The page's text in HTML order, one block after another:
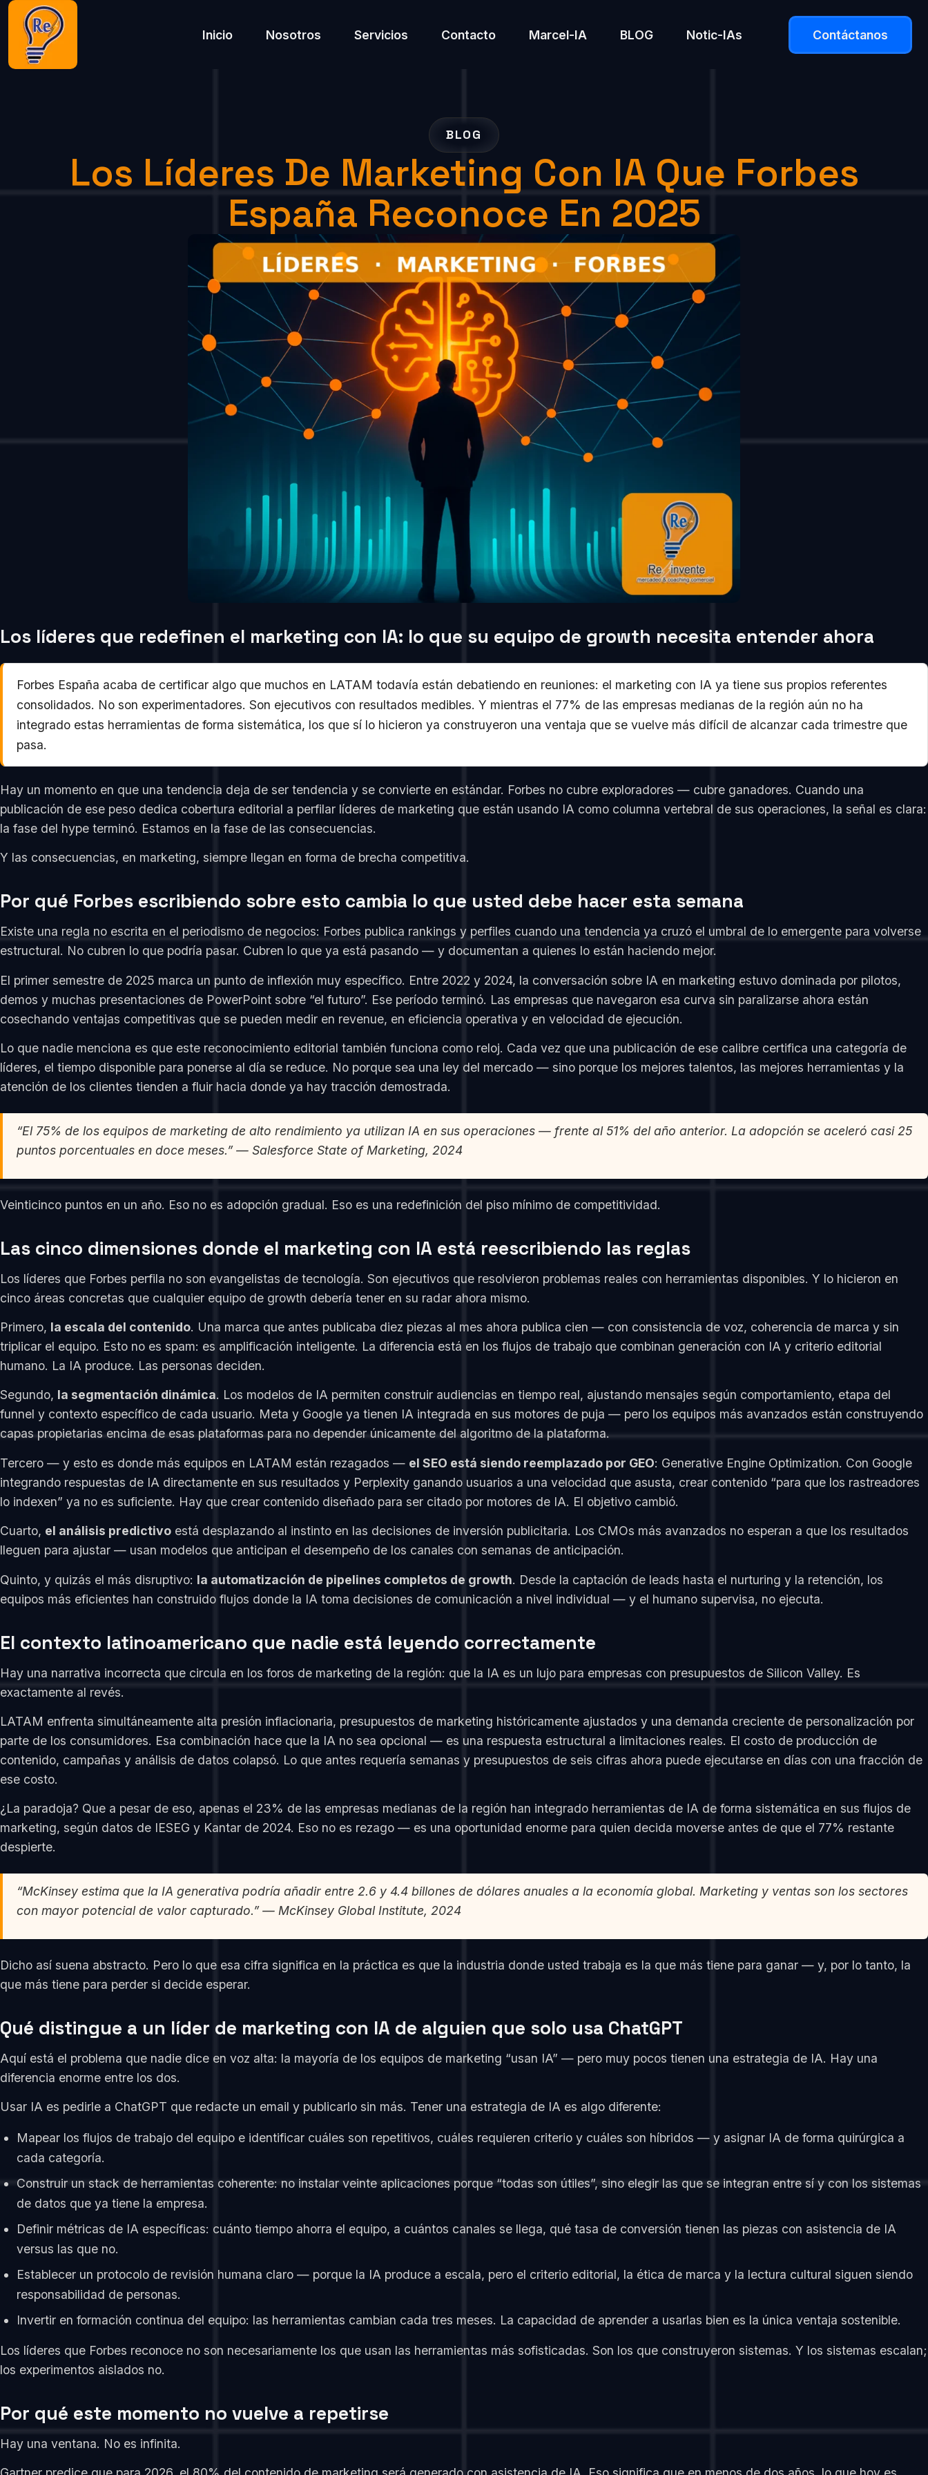
Inicio Nosotros Servicios Contacto Marcel-IA BLOG Notic-IAs Contáctanos
BLOG
Los Líderes De Marketing Con IA Que Forbes
España Reconoce En 2025
Los líderes que redefinen el marketing con IA: lo que su equipo de growth necesita entender ahora
Forbes España acaba de certificar algo que muchos en LATAM todavía están debatiendo en reuniones: el marketing con IA ya tiene sus propios referentes
consolidados. No son experimentadores. Son ejecutivos con resultados medibles. Y mientras el 77% de las empresas medianas de la región aún no ha
integrado estas herramientas de forma sistemática, los que sí lo hicieron ya construyeron una ventaja que se vuelve más difícil de alcanzar cada trimestre que
pasa.
Hay un momento en que una tendencia deja de ser tendencia y se convierte en estándar. Forbes no cubre exploradores — cubre ganadores. Cuando una
publicación de ese peso dedica cobertura editorial a perfilar líderes de marketing que están usando IA como columna vertebral de sus operaciones, la señal es clara:
la fase del hype terminó. Estamos en la fase de las consecuencias.
Y las consecuencias, en marketing, siempre llegan en forma de brecha competitiva.
Por qué Forbes escribiendo sobre esto cambia lo que usted debe hacer esta semana
Existe una regla no escrita en el periodismo de negocios: Forbes publica rankings y perfiles cuando una tendencia ya cruzó el umbral de lo emergente para volverse
estructural. No cubren lo que podría pasar. Cubren lo que ya está pasando — y documentan a quienes lo están haciendo mejor.
El primer semestre de 2025 marca un punto de inflexión muy específico. Entre 2022 y 2024, la conversación sobre IA en marketing estuvo dominada por pilotos,
demos y muchas presentaciones de PowerPoint sobre “el futuro”. Ese período terminó. Las empresas que navegaron esa curva sin paralizarse ahora están
cosechando ventajas competitivas que se pueden medir en revenue, en eficiencia operativa y en velocidad de ejecución.
Lo que nadie menciona es que este reconocimiento editorial también funciona como reloj. Cada vez que una publicación de ese calibre certifica una categoría de
líderes, el tiempo disponible para ponerse al día se reduce. No porque sea una ley del mercado — sino porque los mejores talentos, las mejores herramientas y la
atención de los clientes tienden a fluir hacia donde ya hay tracción demostrada.
“El 75% de los equipos de marketing de alto rendimiento ya utilizan IA en sus operaciones — frente al 51% del año anterior. La adopción se aceleró casi 25
puntos porcentuales en doce meses.” — Salesforce State of Marketing, 2024
Veinticinco puntos en un año. Eso no es adopción gradual. Eso es una redefinición del piso mínimo de competitividad.
Las cinco dimensiones donde el marketing con IA está reescribiendo las reglas
Los líderes que Forbes perfila no son evangelistas de tecnología. Son ejecutivos que resolvieron problemas reales con herramientas disponibles. Y lo hicieron en
cinco áreas concretas que cualquier equipo de growth debería tener en su radar ahora mismo.
Primero, la escala del contenido. Una marca que antes publicaba diez piezas al mes ahora publica cien — con consistencia de voz, coherencia de marca y sin
triplicar el equipo. Esto no es spam: es amplificación inteligente. La diferencia está en los flujos de trabajo que combinan generación con IA y criterio editorial
humano. La IA produce. Las personas deciden.
Segundo, la segmentación dinámica. Los modelos de IA permiten construir audiencias en tiempo real, ajustando mensajes según comportamiento, etapa del
funnel y contexto específico de cada usuario. Meta y Google ya tienen IA integrada en sus motores de puja — pero los equipos más avanzados están construyendo
capas propietarias encima de esas plataformas para no depender únicamente del algoritmo de la plataforma.
Tercero — y esto es donde más equipos en LATAM están rezagados — el SEO está siendo reemplazado por GEO: Generative Engine Optimization. Con Google
integrando respuestas de IA directamente en sus resultados y Perplexity ganando usuarios a una velocidad que asusta, crear contenido “para que los rastreadores
lo indexen” ya no es suficiente. Hay que crear contenido diseñado para ser citado por motores de IA. El objetivo cambió.
Cuarto, el análisis predictivo está desplazando al instinto en las decisiones de inversión publicitaria. Los CMOs más avanzados no esperan a que los resultados
lleguen para ajustar — usan modelos que anticipan el desempeño de los canales con semanas de anticipación.
Quinto, y quizás el más disruptivo: la automatización de pipelines completos de growth. Desde la captación de leads hasta el nurturing y la retención, los
equipos más eficientes han construido flujos donde la IA toma decisiones de comunicación a nivel individual — y el humano supervisa, no ejecuta.
El contexto latinoamericano que nadie está leyendo correctamente
Hay una narrativa incorrecta que circula en los foros de marketing de la región: que la IA es un lujo para empresas con presupuestos de Silicon Valley. Es
exactamente al revés.
LATAM enfrenta simultáneamente alta presión inflacionaria, presupuestos de marketing históricamente ajustados y una demanda creciente de personalización por
parte de los consumidores. Esa combinación hace que la IA no sea opcional — es una respuesta estructural a limitaciones reales. El costo de producción de
contenido, campañas y análisis de datos colapsó. Lo que antes requería semanas y presupuestos de seis cifras ahora puede ejecutarse en días con una fracción de
ese costo.
¿La paradoja? Que a pesar de eso, apenas el 23% de las empresas medianas de la región han integrado herramientas de IA de forma sistemática en sus flujos de
marketing, según datos de IESEG y Kantar de 2024. Eso no es rezago — es una oportunidad enorme para quien decida moverse antes de que el 77% restante
despierte.
“McKinsey estima que la IA generativa podría añadir entre 2.6 y 4.4 billones de dólares anuales a la economía global. Marketing y ventas son los sectores
con mayor potencial de valor capturado.” — McKinsey Global Institute, 2024
Dicho así suena abstracto. Pero lo que esa cifra significa en la práctica es que la industria donde usted trabaja es la que más tiene para ganar — y, por lo tanto, la
que más tiene para perder si decide esperar.
Qué distingue a un líder de marketing con IA de alguien que solo usa ChatGPT
Aquí está el problema que nadie dice en voz alta: la mayoría de los equipos de marketing “usan IA” — pero muy pocos tienen una estrategia de IA. Hay una
diferencia enorme entre los dos.
Usar IA es pedirle a ChatGPT que redacte un email y publicarlo sin más. Tener una estrategia de IA es algo diferente:
Mapear los flujos de trabajo del equipo e identificar cuáles son repetitivos, cuáles requieren criterio y cuáles son híbridos — y asignar IA de forma quirúrgica a
cada categoría.
Construir un stack de herramientas coherente: no instalar veinte aplicaciones porque “todas son útiles”, sino elegir las que se integran entre sí y con los sistemas
de datos que ya tiene la empresa.
Definir métricas de IA específicas: cuánto tiempo ahorra el equipo, a cuántos canales se llega, qué tasa de conversión tienen las piezas con asistencia de IA
versus las que no.
Establecer un protocolo de revisión humana claro — porque la IA produce a escala, pero el criterio editorial, la ética de marca y la lectura cultural siguen siendo
responsabilidad de personas.
Invertir en formación continua del equipo: las herramientas cambian cada tres meses. La capacidad de aprender a usarlas bien es la única ventaja sostenible.
Los líderes que Forbes reconoce no son necesariamente los que usan las herramientas más sofisticadas. Son los que construyeron sistemas. Y los sistemas escalan;
los experimentos aislados no.
Por qué este momento no vuelve a repetirse
Hay una ventana. No es infinita.